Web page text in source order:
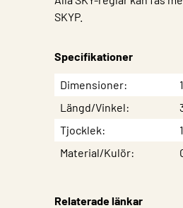
SKYP.
Specifikationer
EgenskapVärde
Dimensioner
Längd/Vinkel
Tjocklek
Material/Kulör
Relaterade länkar